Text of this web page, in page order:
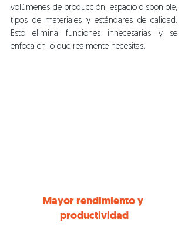
volúmenes de producción, espacio disponible,
tipos de materiales y estándares de calidad.
Esto elimina funciones innecesarias y se
enfoca en lo que realmente necesitas.
Mayor rendimiento y
productividad